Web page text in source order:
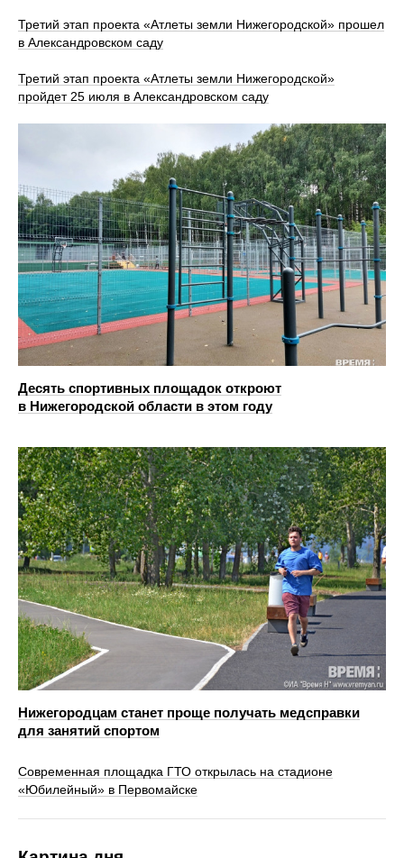
Третий этап проекта «Атлеты земли Нижегородской» прошел
в Александровском саду
Третий этап проекта «Атлеты земли Нижегородской»
пройдет 25 июля в Александровском саду
Десять спортивных площадок откроют
в Нижегородской области в этом году
Нижегородцам станет проще получать медсправки
для занятий спортом
Современная площадка ГТО открылась на стадионе
«Юбилейный» в Первомайске